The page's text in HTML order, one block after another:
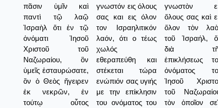
πᾶσιν ὑμῖν καὶ
παντὶ τῷ λαῷ
Ἰσραὴλ ὅτι ἐν τῷ
ὀνόματι Ἰησοῦ
Χριστοῦ τοῦ
Ναζωραίου, ὃν
ὑμεῖς ἐσταυρώσατε,
ὃν ὁ Θεὸς ἤγειρεν
ἐκ νεκρῶν, ἐν
τούτῳ οὗτος
γνωστόν εις όλους
σας και εις όλον
τον Ισραηλιτικόν
λαόν, ότι ο τέως
χωλός
εθεραπεύθη και
στέκεται τώρα
ενώπιόν σας υγιής
με την επίκλησιν
του ονόματος του
γνωστὸν
ὅλους σας καὶ
ὅλον τὸν
τοῦ Ἰσραήλ,
διὰ
ἐπικλήσεως
ὀνόματος
Ἰησοῦ
τοῦ
τὸν ὁποῖον